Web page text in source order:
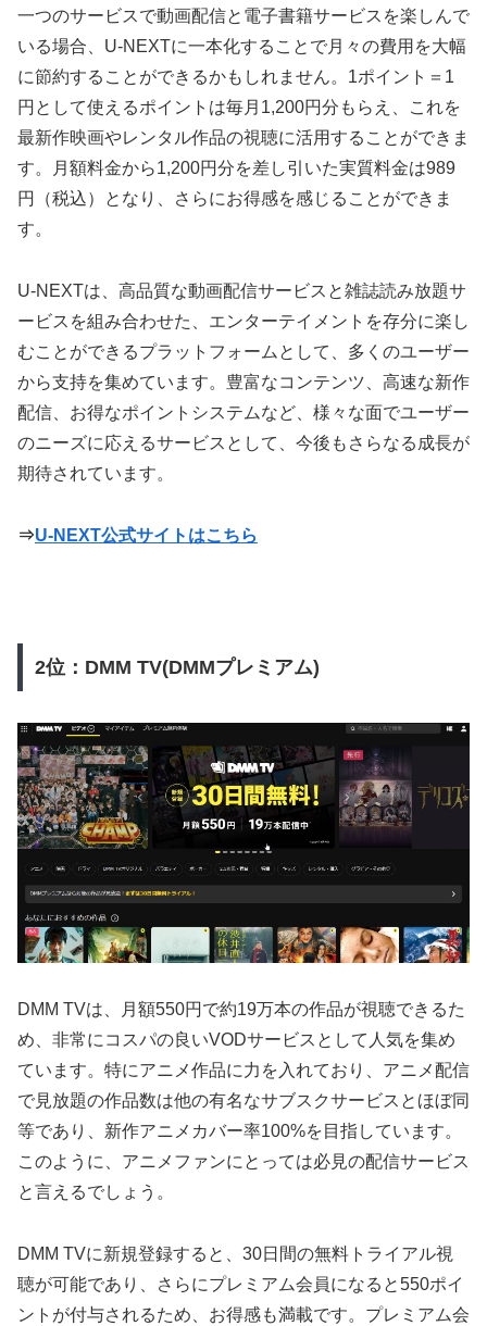
一つのサービスで動画配信と電子書籍サービスを楽しんで
いる場合、U-NEXTに一本化することで月々の費用を大幅
に節約することができるかもしれません。1ポイント＝1
円として使えるポイントは毎月1,200円分もらえ、これを
最新作映画やレンタル作品の視聴に活用することができま
す。月額料金から1,200円分を差し引いた実質料金は989
円（税込）となり、さらにお得感を感じることができま
す。
U-NEXTは、高品質な動画配信サービスと雑誌読み放題サ
ービスを組み合わせた、エンターテイメントを存分に楽し
むことができるプラットフォームとして、多くのユーザー
から支持を集めています。豊富なコンテンツ、高速な新作
配信、お得なポイントシステムなど、様々な面でユーザー
のニーズに応えるサービスとして、今後もさらなる成長が
期待されています。
⇒U-NEXT公式サイトはこちら
2位：DMM TV(DMMプレミアム)
DMM TVは、月額550円で約19万本の作品が視聴できるた
め、非常にコスパの良いVODサービスとして人気を集め
ています。特にアニメ作品に力を入れており、アニメ配信
で見放題の作品数は他の有名なサブスクサービスとほぼ同
等であり、新作アニメカバー率100%を目指しています。
このように、アニメファンにとっては必見の配信サービス
と言えるでしょう。
DMM TVに新規登録すると、30日間の無料トライアル視
聴が可能であり、さらにプレミアム会員になると550ポイ
ントが付与されるため、お得感も満載です。プレミアム会